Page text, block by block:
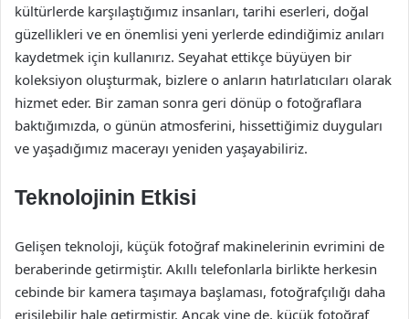
kültürlerde karşılaştığımız insanları, tarihi eserleri, doğal
güzellikleri ve en önemlisi yeni yerlerde edindiğimiz anıları
kaydetmek için kullanırız. Seyahat ettikçe büyüyen bir
koleksiyon oluşturmak, bizlere o anların hatırlatıcıları olarak
hizmet eder. Bir zaman sonra geri dönüp o fotoğraflara
baktığımızda, o günün atmosferini, hissettiğimiz duyguları
ve yaşadığımız macerayı yeniden yaşayabiliriz.
Teknolojinin Etkisi
Gelişen teknoloji, küçük fotoğraf makinelerinin evrimini de
beraberinde getirmiştir. Akıllı telefonlarla birlikte herkesin
cebinde bir kamera taşımaya başlaması, fotoğrafçılığı daha
erişilebilir hale getirmiştir. Ancak yine de, küçük fotoğraf